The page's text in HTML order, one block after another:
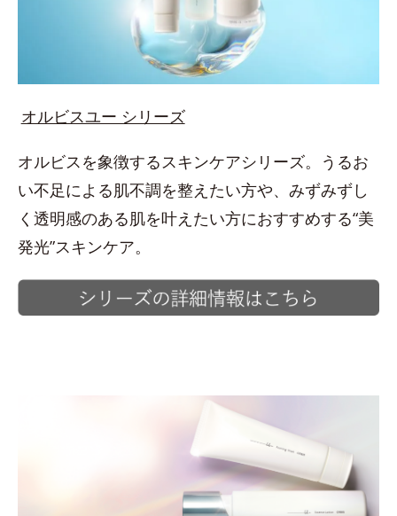
オルビスユー シリーズ
オルビスを象徴するスキンケアシリーズ。うるお
い不足による肌不調を整えたい方や、みずみずし
く透明感のある肌を叶えたい方におすすめする“美
発光”スキンケア。